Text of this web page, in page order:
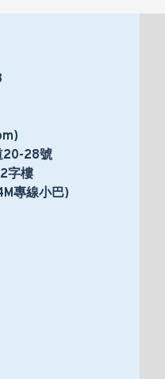
20-28號
字樓
專線小巴)